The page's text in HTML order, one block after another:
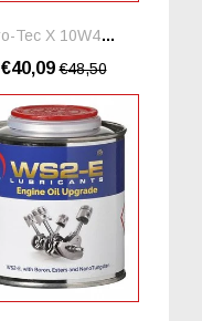
Pro-Tec X 10W40 *5 Liter
€40,09€48,50